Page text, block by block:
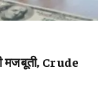
Crude